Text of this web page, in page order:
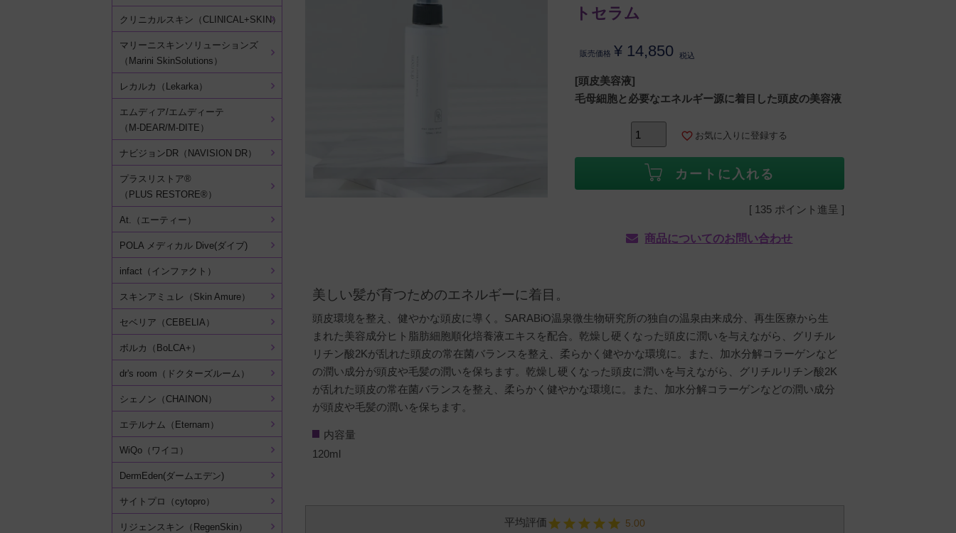
トセラム
販売価格 ¥ 14,850 税込
[頭皮美容液]
毛母細胞と必要なエネルギー源に着目した頭皮の美容液
お気に入りに登録する
カートに入れる
[ 135 ポイント進呈 ]
商品についてのお問い合わせ
美しい髪が育つためのエネルギーに着目。
頭皮環境を整え、健やかな頭皮に導く。SARABiO温泉微生物研究所の独自の温泉由来成分、再生医療から生
まれた美容成分ヒト脂肪細胞順化培養液エキスを配合。乾燥し硬くなった頭皮に潤いを与えながら、グリチル
リチン酸2Kが乱れた頭皮の常在菌バランスを整え、柔らかく健やかな環境に。また、加水分解コラーゲンなど
の潤い成分が頭皮や毛髪の潤いを保ちます。乾燥し硬くなった頭皮に潤いを与えながら、グリチルリチン酸2K
が乱れた頭皮の常在菌バランスを整え、柔らかく健やかな環境に。また、加水分解コラーゲンなどの潤い成分
が頭皮や毛髪の潤いを保ちます。
内容量
120ml
5.00
クリニカルスキン（CLINICAL+SKIN）
マリーニスキンソリューションズ
（Marini SkinSolutions）
レカルカ（Lekarka）
エムディア/エムディーテ
（M-DEAR/M-DITE）
ナビジョンDR（NAVISION DR）
プラスリストア®
（PLUS RESTORE®）
At.（エーティー）
POLA メディカル Dive(ダイブ)
infact（インファクト）
スキンアミュレ（Skin Amure）
セベリア（CEBELIA）
ボルカ（BoLCA+）
dr's room（ドクターズルーム）
シェノン（CHAINON）
エテルナム（Eternam）
WiQo（ワイコ）
DermEden(ダームエデン)
サイトプロ（cytopro）
リジェンスキン（RegenSkin）